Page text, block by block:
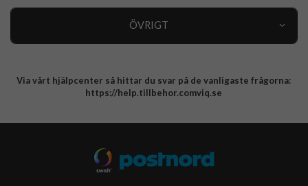
ÖVRIGT
Integritetspolicy
Via vårt hjälpcenter så hittar du svar på de vanligaste frågorna:
https://help.tillbehor.comviq.se